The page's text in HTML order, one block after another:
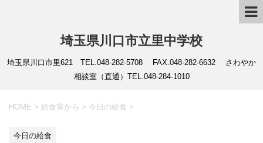
埼玉県川口市立里中学校
埼玉県川口市里621 TEL.048-282-5708 FAX.048-282-6632 さわやか
相談室（直通）TEL.048-284-1010
HOME > 給食室から > 今日の給食 >
今日の給食